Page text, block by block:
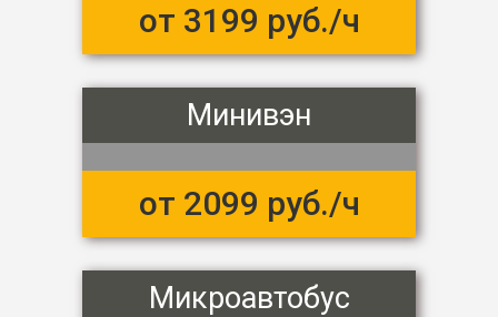
от 3199 руб./ч
Минивэн
от 2099 руб./ч
Микроавтобус